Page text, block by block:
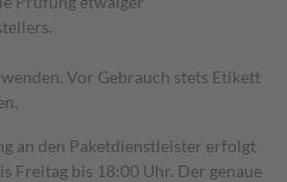
Vor Gebrauch stets Etikett
an den Paketdienstleister erfolgt
Freitag bis 18:00 Uhr. Der genaue